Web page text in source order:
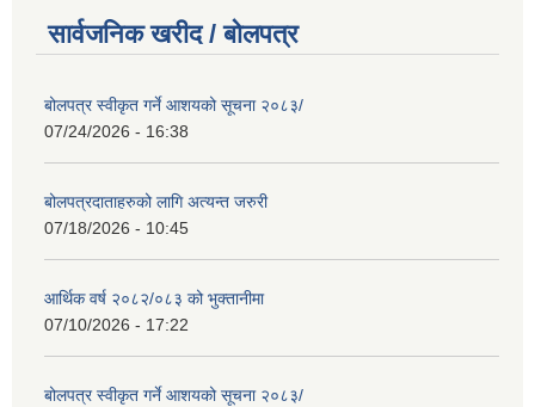
सार्वजनिक खरीद / बोलपत्र
बोलपत्र स्वीकृत गर्ने आशयको सूचना २०८३/
07/24/2026 - 16:38
बोलपत्रदाताहरुको लागि अत्यन्त जरुरी
07/18/2026 - 10:45
आर्थिक वर्ष २०८२/०८३ को भुक्तानीमा
07/10/2026 - 17:22
बोलपत्र स्वीकृत गर्ने आशयको सूचना २०८३/